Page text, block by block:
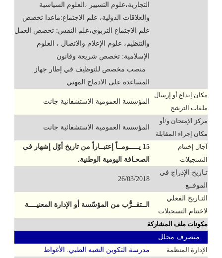
التجارية،علوم التسيير ،العلوم السياسية
والعلاقات الدولية، علم الاجتماع:ماعدا تخصص
علم الاجتماع التربوي،علم النفس: تخصص العمل
والتنظيم، علوم الإعلام والاتصال ، العلوم
الإسلامية: تخصص شريعة وقانون
منصب مخصص للتوظيف في إطار جهاز
المساعدة على الادماج المهني
مكان إيداع أو إرسال
ملفات الترشح
المؤسسة العمومية الاستشفائية جانت
مركز الإمتحان و/أو
مكان إجراء المقابلة
المؤسسة العمومية الاستشفائية جانت
آجال إختتام
التسجيلات
15 يـــــومــاً إعتبــاراً من تاريخ أوّل إشهار في
الصحـافة اليومية الوطنية.
تـاريخ الإدراج في
الموقــع
26/03/2018
التـاريخ الفعلي
لاختتام التسجيلات
الــتقــرُّب من المؤسّسة أو الإدارة المعنيــــة
مكونات ملف المشاركة
متصرف محلل
الإدارة المنظمة
مدرسة التكوين الشبه الطبي. الأغواط